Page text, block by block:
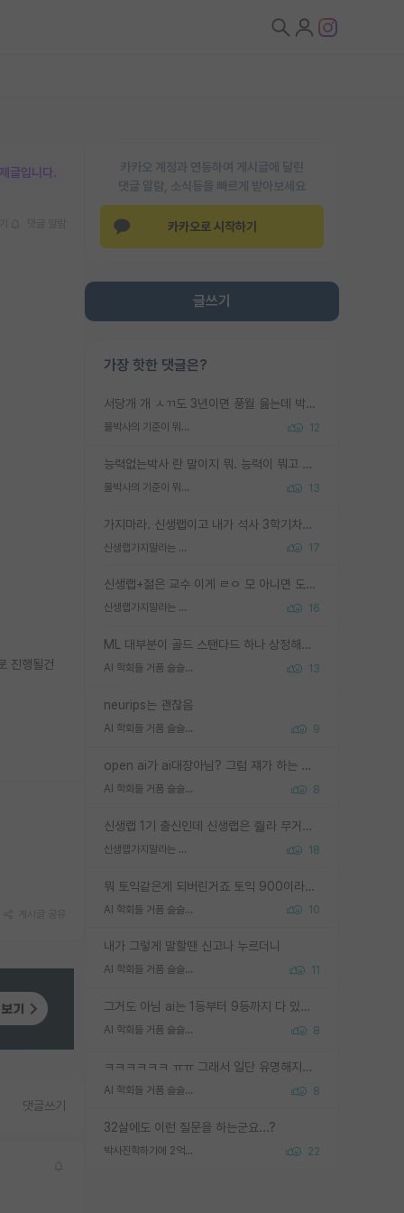
카카오 계정과 연동하여 게시글에 달린
댓글 알람, 소식등을 빠르게 받아보세요
카카오로 시작하기
글쓰기
가장 핫한 댓글은?
서당개 개 ㅅㄲ도 3년이면 풍월 읊는데 박사 5년 이상 대리고 있으면서 물된건 교수 탓 맞는ㄱ게 거기가 서당이 아니란 소리임
물박사의 기준이 뭐임? 12
능력없는박사 란 말이지 뭐. 능력이 뭐고 능력이 있다는게 뭔지는 사람마다 기준이 다르니까 얘기해봐야 서로 자기 기준만 얘기해서 논쟁이 끝이 안나고. 주위에서 능력있고 야심있는 신입생이 교수가 유의미한 피드백을 아예 안주면서 제대로된 과제에 참여해볼 기회도 제공하지 않고 잡일 뺑뺑이만 돌려서 맨날 단순작업만 하면서 밤새다가 눈빛이 점점 죽어가는걸 본 사람은 물박사는 교수탓이라고 하고, 교수는 이것저것 알려도 주고 기회도 주고 사수 동기 붙여주면서 어떻게든 끌고가려고 하는데 본인이 매일 뺀질거리면서 출근 하는둥마는둥 하다가 기껏 와서도 폰이나 쳐다보다가 실험 망치고 저녁약속있어서 먼저 가볼게요~ 하는걸 본 사람은 물박사는 본인탓이라고 함.
물박사의 기준이 뭐임? 13
가지마라. 신생랩이고 내가 석사 3학기차인데 최고참인데 나도 아무것도 모르는데 교수가 후배들 왜 논문 교육 안시키냐. 논문 왜 안 써오냐 닦달한다
신생랩가지말라는 이유가 있었구나 17
신생랩+젊은 교수 이게 ㄹㅇ 모 아니면 도인듯.
신생랩가지말라는 이유가 있었구나 16
ML 대부분이 골드 스탠다드 하나 상정해놓고 (벤치마크 데이터셋이 여러 개면 여러 개 상정) 그거 얼마나 잘 맞추나 싸움임 가끔 번뜩이는 설계 철학을 보여주는 논문들도 있지만 대부분 그거 성적 얼마나 더 올리느라에 혈안이 되어 있는 측면이 잇음
AI 학회들 거품 슬슬 지적이 나오네요 13
neurips는 괜찮음
AI 학회들 거품 슬슬 지적이 나오네요 9
open ai가 ai대장아님? 그럼 쟤가 하는 말이 다 맞겠네
AI 학회들 거품 슬슬 지적이 나오네요 8
신생랩 1기 출신인데 신생랩은 줠라 무거운 바벨 같은거임. 들면 대박인데 못들면 깔려 죽음. 아무도 알려주지 않는 환경에서 자생해야하지만, 일단 살아남았다면 그 어떤 사람보다 악착같고 생존력 높은 사람으로 거듭날 수 있음
신생랩가지말라는 이유가 있었구나 18
뭐 토익같은게 되버린거죠 토익 900이라고 영어잘하는건 아닙니다만 잘하는사람은 다 900을 넘는 그런
AI 학회들 거품 슬슬 지적이 나오네요 10
내가 그렇게 말할땐 신고나 누르더니
AI 학회들 거품 슬슬 지적이 나오네요 11
그거도 아님 ai는 1등부터 9등까지 다 있음 그거도 없는 사람은 뭐냐 교수가 그냥 못하게 한거 1등급도 교수가 막으면 안됨
AI 학회들 거품 슬슬 지적이 나오네요 8
ㅋㅋㅋㅋㅋㅋ ㅠㅠ 그래서 일단 유명해지는게 중요한거같습니다
AI 학회들 거품 슬슬 지적이 나오네요 8
32살에도 이런 질문을 하는군요...?
박사진학하기에 2억은 괜찮은 (?) 정도의 경제력인가요 22
글입니다.
진행될건
댓글쓰기